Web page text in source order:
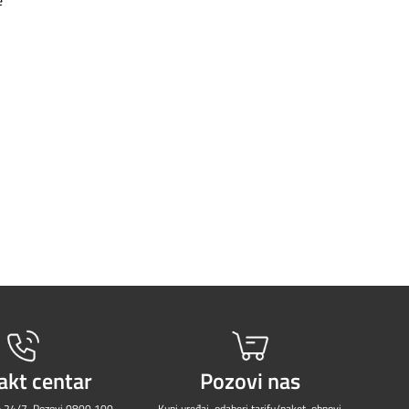
centar Pozovi nas